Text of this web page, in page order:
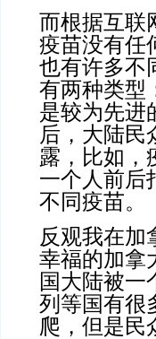
而根据互联
疫苗没有任
也有许多不
有两种类型
是较为先进
后，大陆民
露，比如，
一个人前后
不同疫苗。
反观我在加
幸福的加拿
国大陆被一
列等国有很
爬，但是民